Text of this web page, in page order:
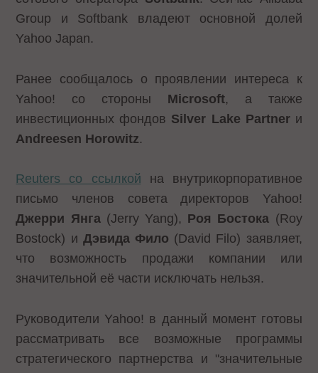
Group и Softbank владеют основной долей
Yahoo Japan.
Ранее сообщалось о проявлении интереса к
Yahoo! со стороны Microsoft, а также
инвестиционных фондов Silver Lake Partnerи
Andreesen Horowitz.
Reuters со ссылкой на внутрикорпоративное
письмо членов совета директоров Yahoo!
Джерри Янга(Jerry Yang), Роя Бостока (Roy
Bostock) и Дэвида Фило (David Filo) заявляет,
что возможность продажи компании или
значительной её части исключать нельзя.
Руководители Yahoo! в данный момент готовы
рассматривать все возможные программы
стратегического партнерства и "значительные